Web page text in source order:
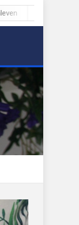
buitenleven